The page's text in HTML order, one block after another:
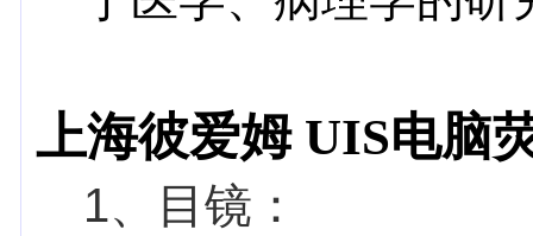
上海彼爱姆 UIS电脑
1、目镜：